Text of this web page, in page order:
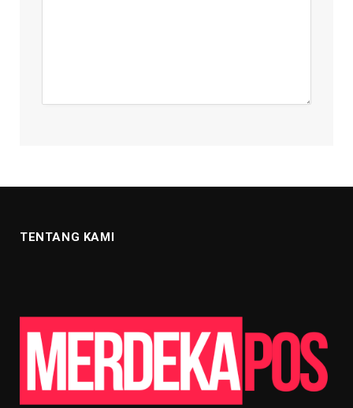
TENTANG KAMI